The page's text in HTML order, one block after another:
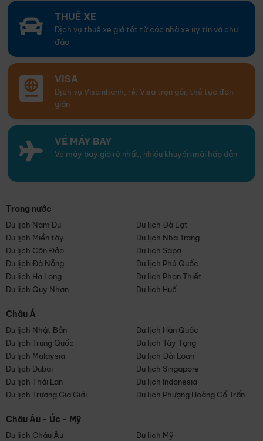
THUÊ XE
Dịch vụ thuê xe giá tốt từ các nhà xe uy tín và chu
đáo
VISA
Dịch vụ Visa nhanh, rẻ. Visa trọn gói, thủ tục đơn
giản
VÉ MÁY BAY
Vé máy bay giá rẻ nhất, nhiều khuyến mãi hấp dẫn
Trong nước
Du lịch Nam Du
Du lịch Đà Lạt
Du lịch Miền tây
Du lịch Nha Trang
Du lịch Côn Đảo
Du lịch Sapa
Du lịch Đà Nẵng
Du lịch Phú Quốc
Du lịch Hạ Long
Du lịch Phan Thiết
Du lịch Quy Nhơn
Du lịch Huế
Châu Á
Du lịch Nhật Bản
Du lịch Hàn Quốc
Du lịch Trung Quốc
Du lịch Tây Tạng
Du lịch Malaysia
Du lịch Đài Loan
Du lịch Dubai
Du lịch Singapore
Du lịch Thái Lan
Du lịch Indonesia
Du lịch Trương Gia Giới
Du lịch Phượng Hoàng Cổ Trấn
Châu Âu - Úc - Mỹ
Du lịch Châu Âu
Du lịch Mỹ